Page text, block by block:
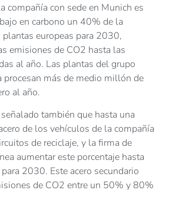
compañía con sede en Munich es
en carbono un 40% de la
europeas para 2030,
emisiones de CO2 hasta las
al año. Las plantas del grupo
procesan más de medio millón de
al año.
también que hasta una
de los vehículos de la compañía
de reciclaje, y la firma de
aumentar este porcentaje hasta
2030. Este acero secundario
de CO2 entre un 50% y 80%